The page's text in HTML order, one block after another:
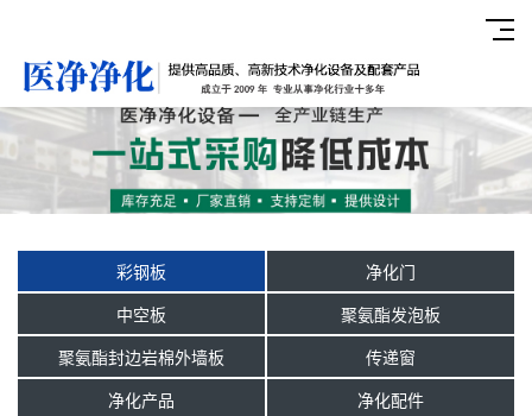
彩钢板
净化门
中空板
聚氨酯发泡板
聚氨酯封边岩棉外墙板
传递窗
净化产品
净化配件